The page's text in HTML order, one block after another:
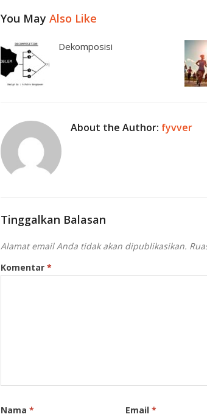
You May Also Like
Dekomposisi
About the Author: fyvver
Tinggalkan Balasan
Alamat email Anda tidak akan dipublikasikan.
Komentar *
Nama * Email *